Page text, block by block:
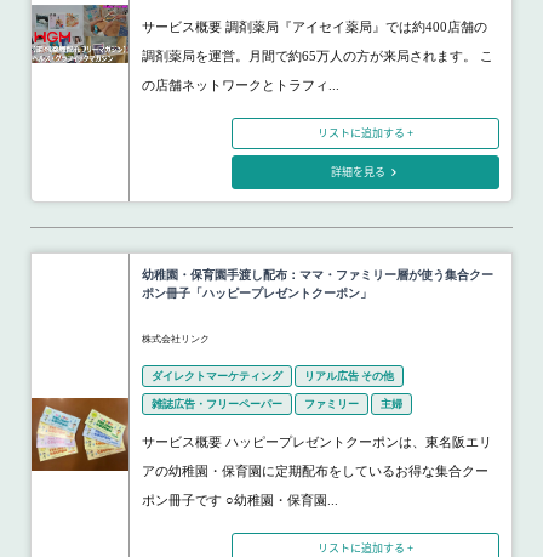
サービス概要 調剤薬局『アイセイ薬局』では約400店舗の
調剤薬局を運営。月間で約65万人の方が来局されます。 こ
の店舗ネットワークとトラフィ...
リストに追加する +
詳細を見る
幼稚園・保育園手渡し配布：ママ・ファミリー層が使う集合クー
ポン冊子「ハッピープレゼントクーポン」
株式会社リンク
ダイレクトマーケティング リアル広告 その他
雑誌広告・フリーペーパー ファミリー 主婦
サービス概要 ハッピープレゼントクーポンは、東名阪エリ
アの幼稚園・保育園に定期配布をしているお得な集合クー
ポン冊子です ○幼稚園・保育園...
リストに追加する +